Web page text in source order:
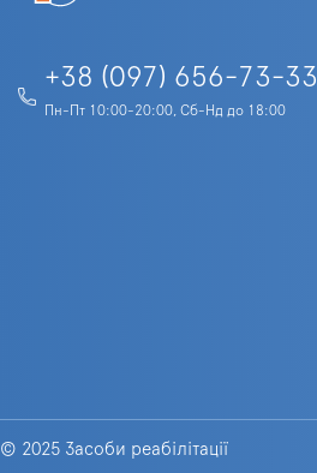
+38 (097) 656-73-33
Пн-Пт 10:00-20:00, Сб-Нд до 18:00
© 2025 Засоби реабілітації